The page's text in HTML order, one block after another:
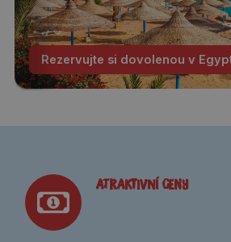
Rezervujte si dovolenou v
ATRAKTIVNÍ CENY